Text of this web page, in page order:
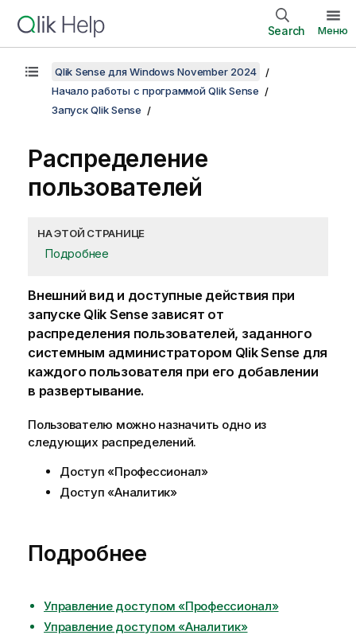
Search Меню
Qlik Sense для Windows November 2024
Начало работы с программой Qlik Sense
Запуск Qlik Sense
Распределение
пользователей
НА ЭТОЙ СТРАНИЦЕ
Подробнее
Внешний вид и доступные действия при
запуске Qlik Senseзависят от
распределения пользователей, заданного
системным администратором Qlik Sense для
каждого пользователя при его добавлении
в развертывание.
Пользователю можно назначить одно из
следующих распределений.
Доступ «Профессионал»
Доступ «Аналитик»
Подробнее
Управление доступом «Профессионал»
Управление доступом «Аналитик»